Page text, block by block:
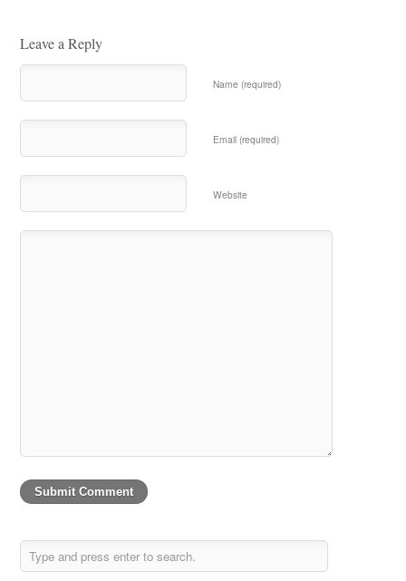
Leave a Reply
Name (required)
Email (required)
Website